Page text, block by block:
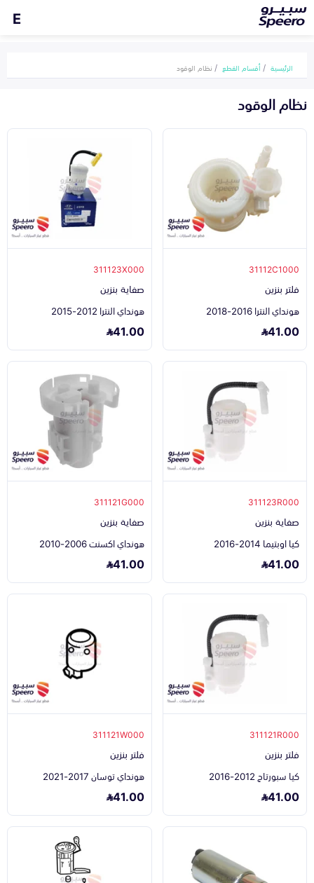
E
الرئيسية أقسام القطع نظام الوقود
نظام الوقود
31112C1000
فلتر بنزين
هونداي النترا 2016-2018
41.00
311123X000
صفاية بنزين
هونداي النترا 2012-2015
41.00
311123R000
صفاية بنزين
كيا اوبتيما 2014-2016
41.00
311121G000
صفاية بنزين
هونداي اكسنت 2006-2010
41.00
311121R000
فلتر بنزين
كيا سبورتاج 2012-2016
41.00
311121W000
فلتر بنزين
هونداي توسان 2017-2021
41.00